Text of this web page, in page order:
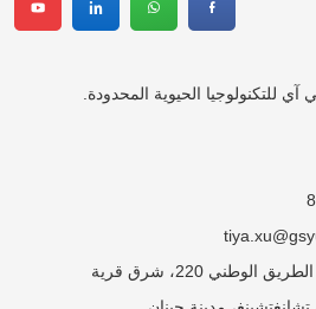
للتكنولوجيا الحيوية المحدودة.
296 كم + 700 متر، الطريق الوطني 220، شرق قرية